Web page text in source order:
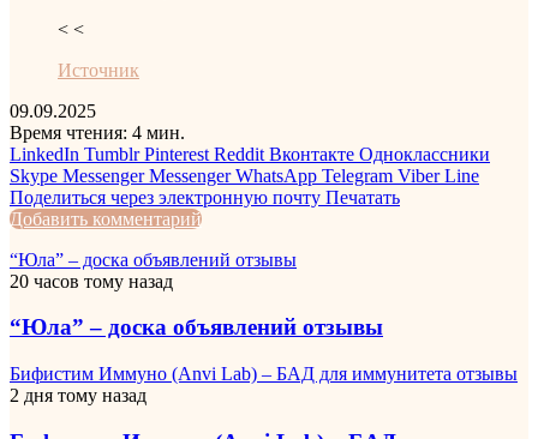
< <
Источник
09.09.2025
Время чтения: 4 мин.
LinkedIn Tumblr Pinterest Reddit Вконтакте Одноклассники
Skype Messenger Messenger WhatsApp Telegram Viber Line
Поделиться через электронную почту Печатать
Добавить комментарий
“Юла” – доска объявлений отзывы
20 часов тому назад
“Юла” – доска объявлений отзывы
Бифистим Иммуно (Anvi Lab) – БАД для иммунитета отзывы
2 дня тому назад